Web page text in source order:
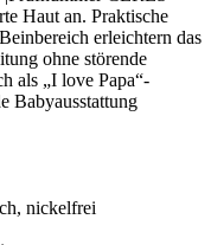
Haut an. Praktische
erleichtern das
ohne störende
als „I love Papa“-
Babyausstattung
nickelfrei